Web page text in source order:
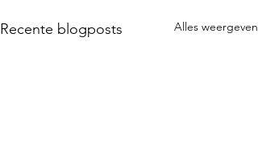
Recente blogposts Alles weergeven